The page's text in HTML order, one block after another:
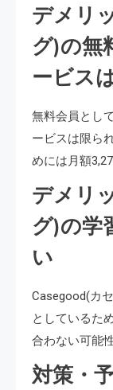
デメリ
グ)の無
ービス
無料会員とし
ービスは限ら
めには月額
デメリ
グ)の学
い
Casegood(カ
としているた
合わない可能
対策・